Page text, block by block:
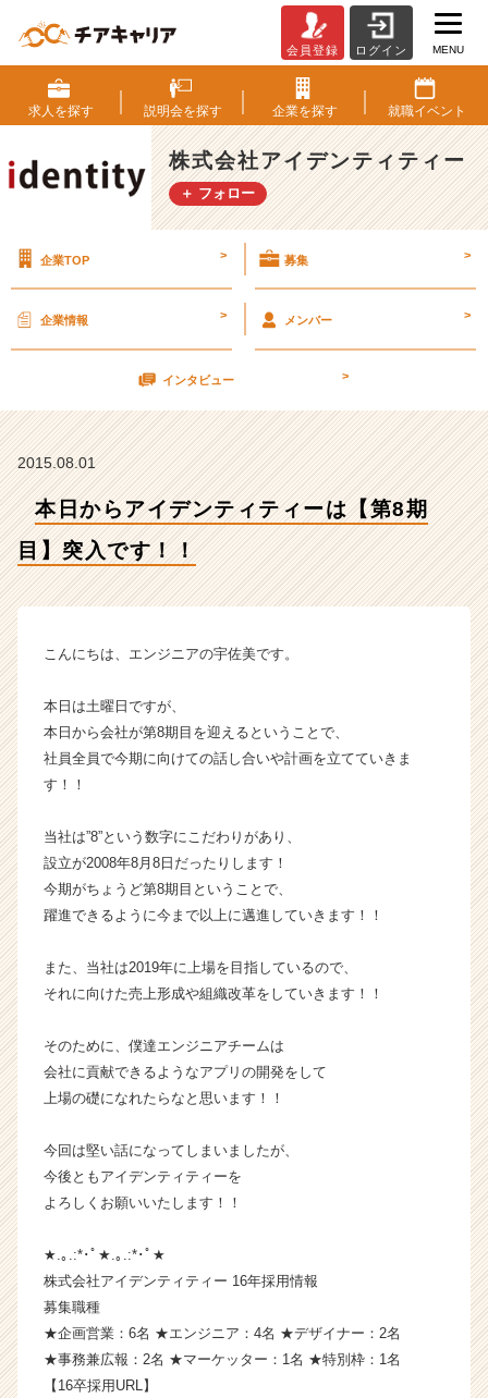
日
か
ら
ア
イ
デ
テ
は
【第
で
す！！
【株
会
ア
テ
ィ
ー
の
タ
ム
イ
ン】
ベ
ン
ャ
成
長
企
ス
ウ
ト
会員登録 ログイン MENU
求人を探す 説明会を探す 企業を探す 就職イベント
株式会社アイデンティティー
＋ フォロー
企業TOP > 募集 >
企業情報 > メンバー >
インタビュー >
2015.08.01
本日からアイデンティティーは【第8期
目】突入です！！
こんにちは、エンジニアの宇佐美です。
本日は土曜日ですが、
本日から会社が第8期目を迎えるということで、
社員全員で今期に向けての話し合いや計画を立てていきま
す！！
当社は”8”という数字にこだわりがあり、
設立が2008年8月8日だったりします！
今期がちょうど第8期目ということで、
躍進できるように今まで以上に邁進していきます！！
また、当社は2019年に上場を目指しているので、
それに向けた売上形成や組織改革をしていきます！！
そのために、僕達エンジニアチームは
会社に貢献できるようなアプリの開発をして
上場の礎になれたらなと思います！！
今回は堅い話になってしまいましたが、
今後ともアイデンティティーを
よろしくお願いいたします！！
★.｡.:*･ﾟ★.｡.:*･ﾟ★
株式会社アイデンティティー 16年採用情報
募集職種
★企画営業：6名 ★エンジニア：4名 ★デザイナー：2名
★事務兼広報：2名 ★マーケッター：1名 ★特別枠：1名
【16卒採用URL】